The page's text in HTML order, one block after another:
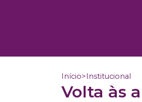
Início>Institucional
Volta às